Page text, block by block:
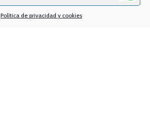
Política de privacidad y cookies